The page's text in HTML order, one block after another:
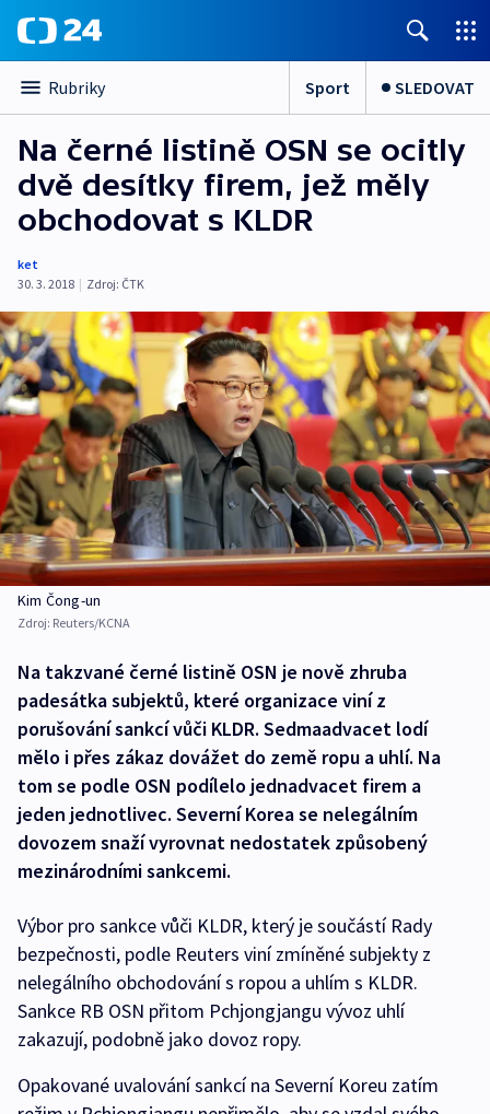
Rubriky Sport SLEDOVAT
Na černé listině OSN se ocitly
dvě desítky firem, jež měly
obchodovat s KLDR
ket
30. 3. 2018 | Zdroj: ČTK
Kim Čong-un
Zdroj: Reuters/KCNA
Na takzvané černé listině OSN je nově zhruba
padesátka subjektů, které organizace viní z
porušování sankcí vůči KLDR. Sedmaadvacet lodí
mělo i přes zákaz dovážet do země ropu a uhlí. Na
tom se podle OSN podílelo jednadvacet firem a
jeden jednotlivec. Severní Korea se nelegálním
dovozem snaží vyrovnat nedostatek způsobený
mezinárodními sankcemi.
Výbor pro sankce vůči KLDR, který je součástí Rady
bezpečnosti, podle Reuters viní zmíněné subjekty z
nelegálního obchodování s ropou a uhlím s KLDR.
Sankce RB OSN přitom Pchjongjangu vývoz uhlí
zakazují, podobně jako dovoz ropy.
Opakované uvalování sankcí na Severní Koreu zatím